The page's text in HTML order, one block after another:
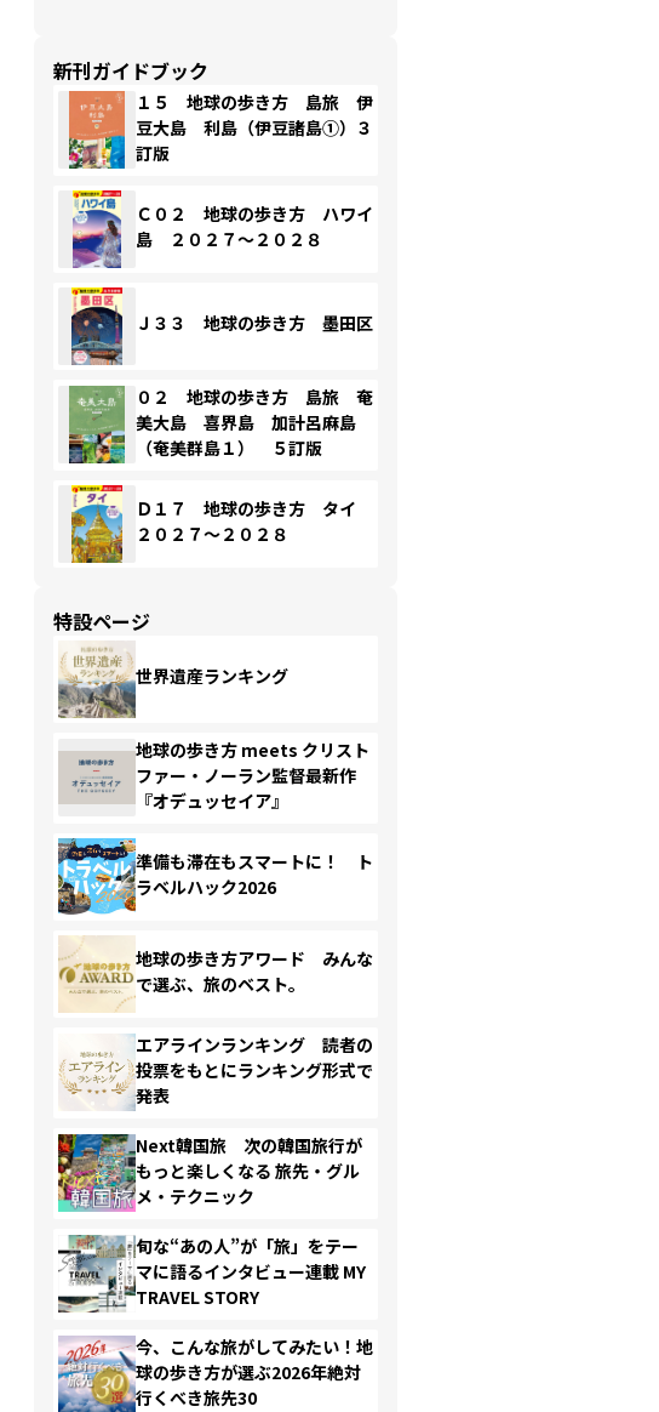
新刊ガイドブック
１５ 地球の歩き方 島旅 伊
豆大島 利島（伊豆諸島①）３
訂版
Ｃ０２ 地球の歩き方 ハワイ
島 ２０２７～２０２８
Ｊ３３ 地球の歩き方 墨田区
０２ 地球の歩き方 島旅 奄
美大島 喜界島 加計呂麻島
（奄美群島１） ５訂版
Ｄ１７ 地球の歩き方 タイ
２０２７～２０２８
特設ページ
世界遺産ランキング
地球の歩き方 meets クリスト
ファー・ノーラン監督最新作
『オデュッセイア』
準備も滞在もスマートに！ ト
ラベルハック2026
地球の歩き方アワード みんな
で選ぶ、旅のベスト。
エアラインランキング 読者の
投票をもとにランキング形式で
発表
Next韓国旅 次の韓国旅行が
もっと楽しくなる 旅先・グル
メ・テクニック
旬な“あの人”が「旅」をテー
マに語るインタビュー連載 MY
TRAVEL STORY
今、こんな旅がしてみたい！地
球の歩き方が選ぶ2026年絶対
行くべき旅先30